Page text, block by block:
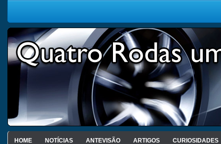
HOME NOTÍCIAS ANTEVISÃO ARTIGOS CURIOSIDADES